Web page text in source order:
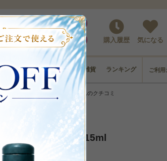
送料無料
ログイン
新規登録 購入履歴 気になる
ヘアケア コフレ･雑貨 ランキング ご利
ム バイタル アイクリームのクチコミ
ィナ／Martina
タル アイクリーム 15ml
リ： アイケア